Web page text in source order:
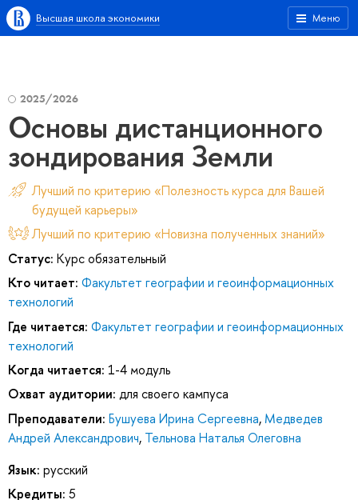
Меню
Высшая школа экономики
2025/2026
Основы дистанционного
зондирования Земли
Лучший по критерию «Полезность курса для Вашей
будущей карьеры»
Лучший по критерию «Новизна полученных знаний»
Статус: Курс обязательный
Кто читает: Факультет географии и геоинформационных
технологий
Где читается: Факультет географии и геоинформационных
технологий
Когда читается: 1-4 модуль
Охват аудитории: для своего кампуса
Преподаватели: Бушуева Ирина Сергеевна, Медведев
Андрей Александрович, Тельнова Наталья Олеговна
Язык: русский
Кредиты: 5